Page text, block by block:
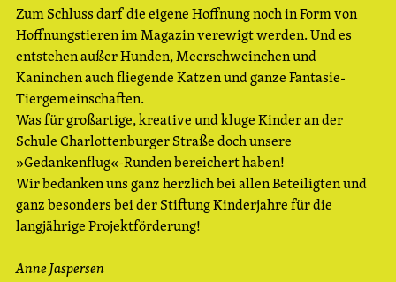
Zum Schluss darf die eigene Hoffnung noch in Form von
Hoffnungstieren im Magazin verewigt werden. Und es
entstehen außer Hunden, Meerschweinchen und
Kaninchen auch fliegende Katzen und ganze Fantasie-
Tiergemeinschaften.
Was für großartige, kreative und kluge Kinder an der
Schule Charlottenburger Straße doch unsere
»Gedankenflug«-Runden bereichert haben!
Wir bedanken uns ganz herzlich bei allen Beteiligten und
ganz besonders bei der Stiftung Kinderjahre für die
langjährige Projektförderung!
Anne Jaspersen